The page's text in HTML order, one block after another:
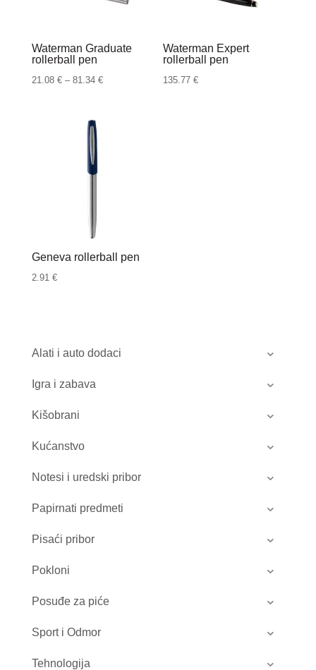
Alati i auto dodaci
Igra i zabava
Kišobrani
Kućanstvo
Notesi i uredski pribor
Papirnati predmeti
Pisaći pribor
Pokloni
Posuđe za piće
Sport i Odmor
Tehnologija
Waterman Graduate
rollerball pen
21.08 € – 81.34 €Raspon
Waterman Expert
rollerball pen
135.77€
Geneva rollerball pen
2.91 €